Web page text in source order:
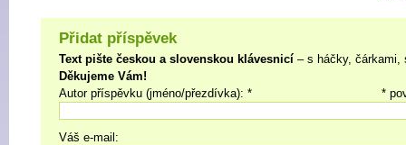
Přidat příspěvek
Text pište českou a slovenskou klávesnicí – s háčky, čárkami,
Děkujeme Vám!
*
Autor příspěvku (jméno/přezdívka): *
Váš e-mail: